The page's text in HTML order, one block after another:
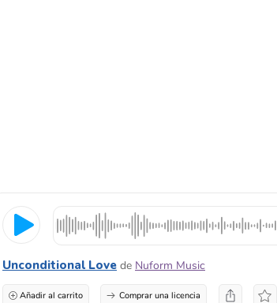
Unconditional Love de Nuform Music
Añadir al carrito Comprar una licencia